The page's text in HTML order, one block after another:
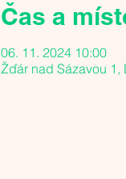
Čas a
06. 11. 2024 10:00
Žďár nad Sázavou 1,